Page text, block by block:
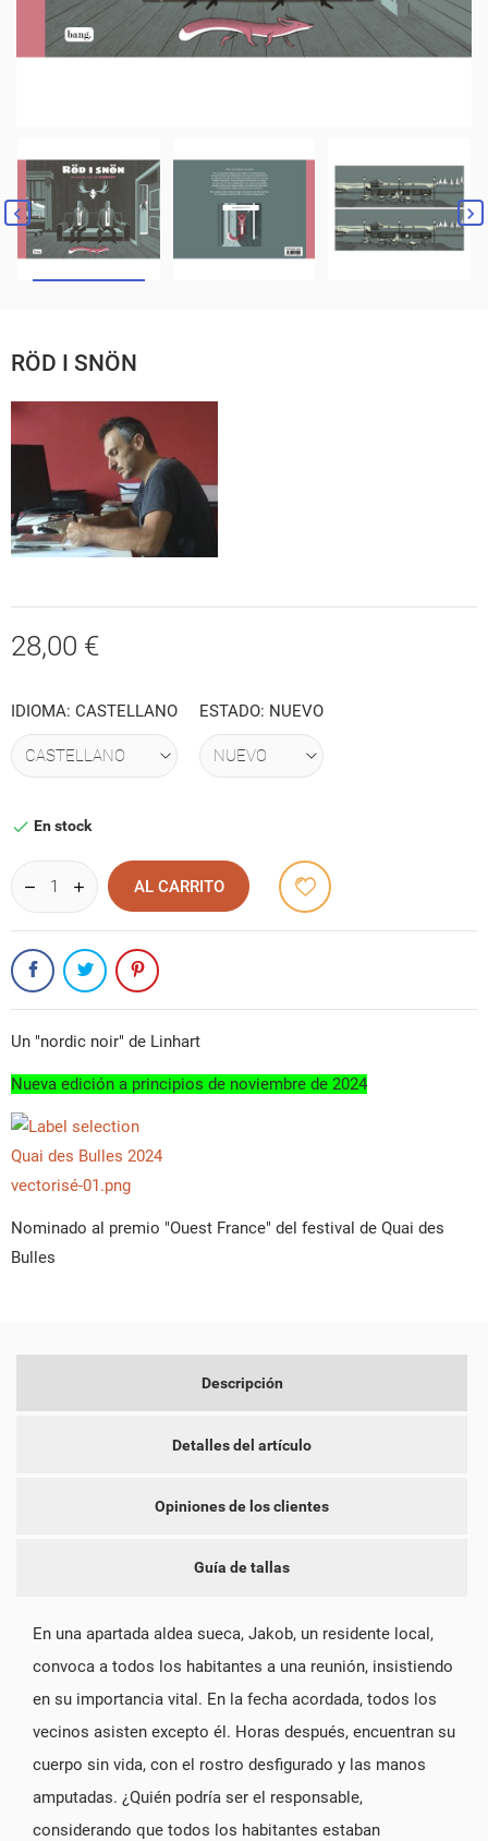
RÖD I SNÖN
28,00 €
IDIOMA: CASTELLANO ESTADO: NUEVO
 En stock
AL CARRITO
Un "nordic noir" de Linhart
Nueva edición a principios de noviembre de 2024
Nominado al premio "Ouest France" del festival de Quai des
Bulles
Descripción
Detalles del artículo
Opiniones de los clientes
Guía de tallas
En una apartada aldea sueca, Jakob, un residente local,
convoca a todos los habitantes a una reunión, insistiendo
en su importancia vital. En la fecha acordada, todos los
vecinos asisten excepto él. Horas después, encuentran su
cuerpo sin vida, con el rostro desfigurado y las manos
amputadas. ¿Quién podría ser el responsable,
considerando que todos los habitantes estaban
MI LISTA DE DESEOS
CREAR LISTA DE DESEOS
NOMBRE DE LA LISTA DE DESEOS
CREAR LISTA DE DESEOS
DEBE INICIAR SESIÓN PARA GUARDAR PRODUCTOS EN SU